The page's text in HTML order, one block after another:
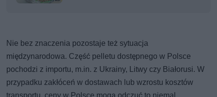
Nie bez znaczenia pozostaje też sytuacja
międzynarodowa. Część pelletu dostępnego w Polsce
pochodzi z importu, m.in. z Ukrainy, Litwy czy Białorusi. W
przypadku zakłóceń w dostawach lub wzrostu kosztów